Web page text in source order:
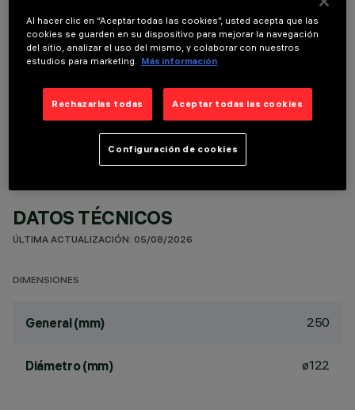
COMPONENTES OPCIONALES
DATOS TÉCNICOS
ÚLTIMA ACTUALIZACIÓN: 05/08/2026
DIMENSIONES
General (mm) 250
Diámetro (mm) ø122
Al hacer clic en “Aceptar todas las cookies”, usted acepta que las
cookies se guarden en su dispositivo para mejorar la navegación
del sitio, analizar el uso del mismo, y colaborar con nuestros
estudios para marketing. Más información
Rechazarlas todas Aceptar todas las cookies
Configuración de cookies